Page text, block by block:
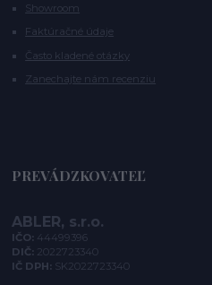
Showroom
Faktúračné údaje
Často kladené otázky
Zanechajte nám recenziu
PREVÁDZKOVATEĽ
ABLER, s.r.o.
IČO: 44499396
DIČ: 2022723340
IČ DPH: SK2022723340